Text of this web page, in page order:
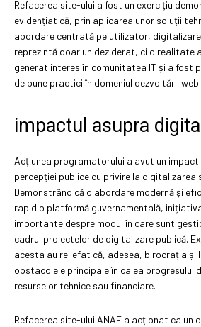
Refacerea site-ului a fost un exercițiu
evidențiat că, prin aplicarea unor soluții
abordare centrată pe utilizator,
reprezintă doar un deziderat, ci o realitate
generat interes în comunitatea IT și a fost
de bune practici în domeniul dezvoltării
impactul asupra
Acțiunea programatorului a avut un
percepției publice cu privire la digitalizarea
Demonstrând că o abordare modernă și
rapid o platformă guvernamentală,
importante despre modul în care sunt
cadrul proiectelor de digitalizare publică.
acesta au reliefat că, adesea, birocrația și
obstacolele principale în calea progresului
resurselor tehnice sau financiare.
Refacerea site-ului ANAF a acționat ca un